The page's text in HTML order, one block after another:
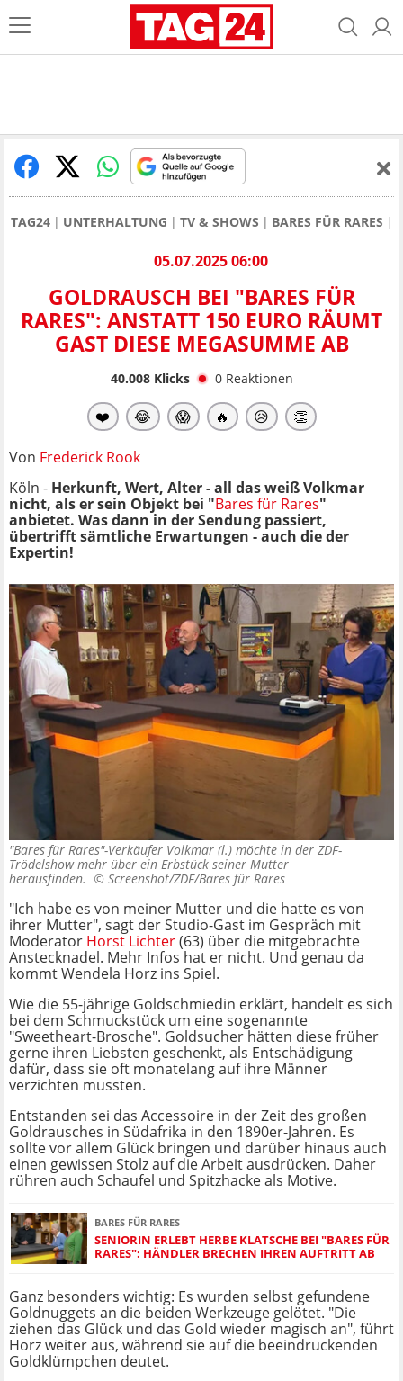
TAG24 UNTERHALTUNG TV & SHOWS BARES FÜR RARES
05.07.2025 06:00
GOLDRAUSCH BEI "BARES FÜR
RARES": ANSTATT 150 EURO RÄUMT
GAST DIESE MEGASUMME AB
40.008Klicks 0 Reaktionen
❤️ 😂 😱 🔥 😥 👏
Von Frederick Rook
Köln - Herkunft, Wert, Alter - all das weiß Volkmar
nicht, als er sein Objekt bei "Bares für Rares"
anbietet. Was dann in der Sendung passiert,
übertrifft sämtliche Erwartungen - auch die der
Expertin!
"Bares für Rares"-Verkäufer Volkmar (l.) möchte in der ZDF-
Trödelshow mehr über ein Erbstück seiner Mutter
herausfinden. © Screenshot/ZDF/Bares für Rares
"Ich habe es von meiner Mutter und die hatte es von
ihrer Mutter", sagt der Studio-Gast im Gespräch mit
Moderator Horst Lichter(63) über die mitgebrachte
Anstecknadel. Mehr Infos hat er nicht. Und genau da
kommt Wendela Horz ins Spiel.
Wie die 55-jährige Goldschmiedin erklärt, handelt es sich
bei dem Schmuckstück um eine sogenannte
"Sweetheart-Brosche". Goldsucher hätten diese früher
gerne ihren Liebsten geschenkt, als Entschädigung
dafür, dass sie oft monatelang auf ihre Männer
verzichten mussten.
Entstanden sei das Accessoire in der Zeit des großen
Goldrausches in Südafrika in den 1890er-Jahren. Es
sollte vor allem Glück bringen und darüber hinaus auch
einen gewissen Stolz auf die Arbeit ausdrücken. Daher
rühren auch Schaufel und Spitzhacke als Motive.
BARES FÜR RARES
SENIORIN ERLEBT HERBE KLATSCHE BEI "BARES FÜR
RARES": HÄNDLER BRECHEN IHREN AUFTRITT AB
Ganz besonders wichtig: Es wurden selbst gefundene
Goldnuggets an die beiden Werkzeuge gelötet. "Die
ziehen das Glück und das Gold wieder magisch an", führt
Horz weiter aus, während sie auf die beeindruckenden
Goldklümpchen deutet.